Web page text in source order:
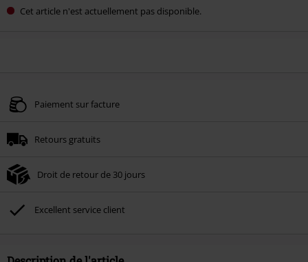
Cet article n'est actuellement pas disponible.
Paiement sur facture
Retours gratuits
Droit de retour de 30 jours
Excellent service client